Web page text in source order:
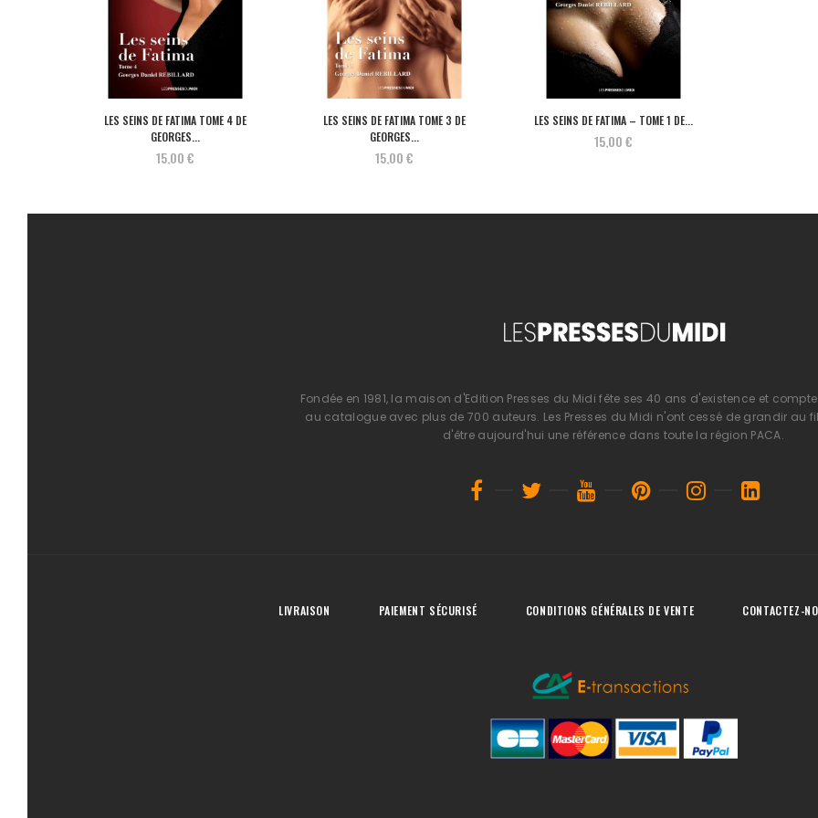
LES SEINS DE FATIMA TOME 4 DE
GEORGES...
15,00 €
LES SEINS DE FATIMA TOME 3 DE
GEORGES...
15,00 €
LES SEINS DE FATIMA – TOME 1 DE...
15,00 €
Fondée en 1981, la maison d'Edition Presses du Midi fête ses 40 ans d'existence et
au catalogue avec plus de 700 auteurs. Les Presses du Midi n'ont cessé de grandir au
d'être aujourd'hui une référence dans toute la région PACA.
LIVRAISON PAIEMENT SÉCURISÉ CONDITIONS GÉNÉRALES DE VENTE CONTACTEZ-